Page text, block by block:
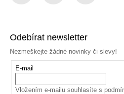
Odebírat newsletter
Nezmeškejte žádné novinky či slevy!
E-mail
Vložením e-mailu souhlasíte s